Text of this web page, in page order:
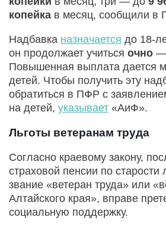
копейка в месяц, сообщили в
Надбавка назначается до 18-
он продолжает учиться очно —
Повышенная выплата дается
детей. Чтобы получить эту
обратиться в ПФР с
на детей, указывает «АиФ».
Льготы ветеранам труда
Согласно краевому закону,
страховой пенсии по
звание «ветеран труда» или
Алтайского края», вправе
социальную поддержку.